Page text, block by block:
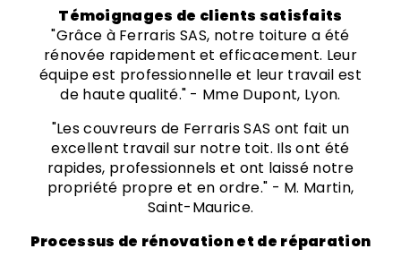
Témoignages de clients satisfaits
"Grâce à Ferraris SAS, notre toiture a été
rénovée rapidement et efficacement. Leur
équipe est professionnelle et leur travail est
de haute qualité." - Mme Dupont, Lyon.
"Les couvreurs de Ferraris SAS ont fait un
excellent travail sur notre toit. Ils ont été
rapides, professionnels et ont laissé notre
propriété propre et en ordre." - M. Martin,
Saint-Maurice.
Processus de rénovation et de réparation